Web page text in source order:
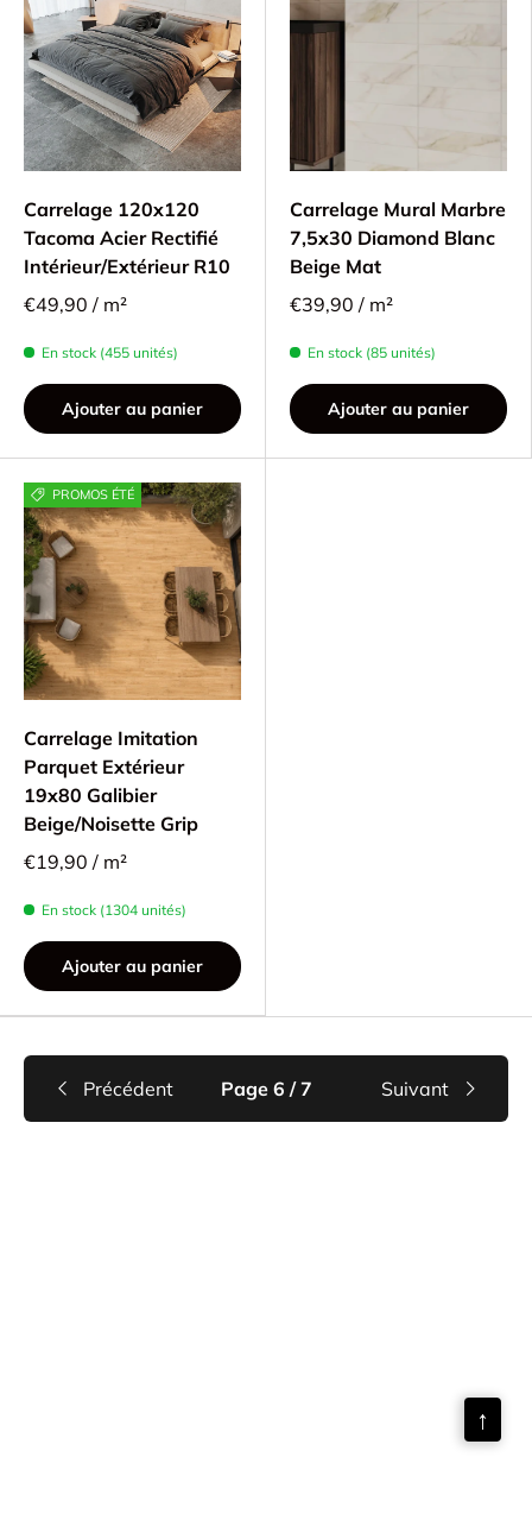
Carrelage 120x120
Tacoma Acier Rectifié
Intérieur/Extérieur R10
€49,90 / m²
En stock (455 unités)
Ajouter au panier
Carrelage Mural Marbre
7,5x30 Diamond Blanc
Beige Mat
€39,90 / m²
En stock (85 unités)
Ajouter au panier
PROMOS ÉTÉ
Carrelage Imitation
Parquet Extérieur
19x80 Galibier
Beige/Noisette Grip
€19,90 / m²
En stock (1304 unités)
Ajouter au panier
Précédent Page 6 / 7 Suivant
↑